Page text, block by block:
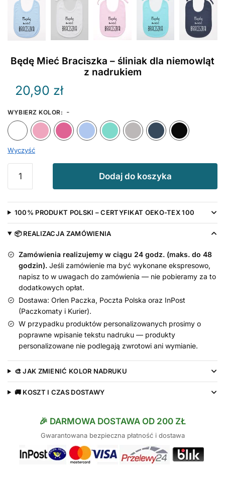
Będę Mieć Braciszka – śliniak dla niemowląt
z nadrukiem
20,90 zł
WYBIERZ KOLOR: -
Biały
Różowy Ciemny Różowy
Błękitny MiętowySzary
Wyczyść
Będę
Mieć
Braciszka
-
śliniak
niemowląt
nadrukiem
Dodaj do koszyka
100% PRODUKT POLSKI – CERTYFIKAT OEKO-TEX 100
📦 REALIZACJA ZAMÓWIENIA
Zamówienia realizujemy w ciągu 24 godz. (maks. do 48
godzin). Jeśli zamówienie ma być wykonane ekspresowo,
napisz to w uwagach do zamówienia — nie pobieramy za to
dodatkowych opłat.
Dostawa: Orlen Paczka, Poczta Polska oraz InPost
(Paczkomaty i Kurier).
W przypadku produktów personalizowanych prosimy o
poprawne wpisanie tekstu nadruku — produkty
personalizowane nie podlegają zwrotowi ani wymianie.
🎨 JAK ZMIENIĆ KOLOR NADRUKU
🚚 KOSZT I CZAS DOSTAWY
🎉 DARMOWA DOSTAWA OD 200 ZŁ
Gwarantowana bezpieczna płatność i dostawa